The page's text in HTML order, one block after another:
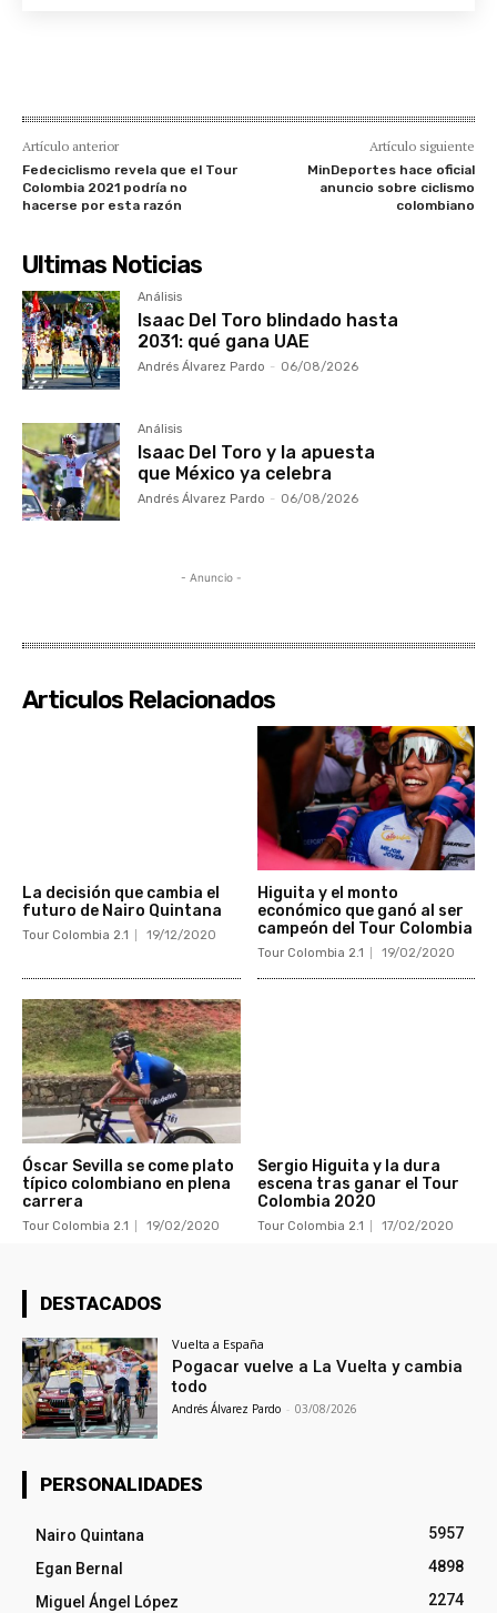
Artículo anterior
Fedeciclismo revela que el Tour
Colombia 2021 podría no
hacerse por esta razón
Artículo siguiente
MinDeportes hace oficial
anuncio sobre ciclismo
colombiano
Ultimas Noticias
Análisis
Isaac Del Toro blindado hasta
2031: qué gana UAE
Andrés Álvarez Pardo - 06/08/2026
Análisis
Isaac Del Toro y la apuesta
que México ya celebra
Andrés Álvarez Pardo - 06/08/2026
- Anuncio -
Articulos Relacionados
La decisión que cambia el
futuro de Nairo Quintana
Tour Colombia 2.1 19/12/2020
Higuita y el monto
económico que ganó al ser
campeón del Tour Colombia
Tour Colombia 2.1 19/02/2020
Óscar Sevilla se come plato
típico colombiano en plena
carrera
Tour Colombia 2.1 19/02/2020
Sergio Higuita y la dura
escena tras ganar el Tour
Colombia 2020
Tour Colombia 2.1 17/02/2020
DESTACADOS
Vuelta a España
Pogacar vuelve a La Vuelta y cambia
todo
Andrés Álvarez Pardo - 03/08/2026
PERSONALIDADES
Nairo Quintana
5957
Egan Bernal
4898
Miguel Ángel López
2274